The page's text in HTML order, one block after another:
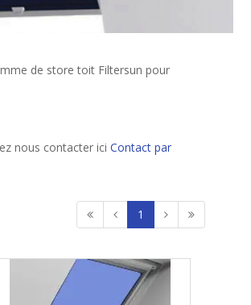
de store toit Filtersun pour
nous contacter ici Contact par
1